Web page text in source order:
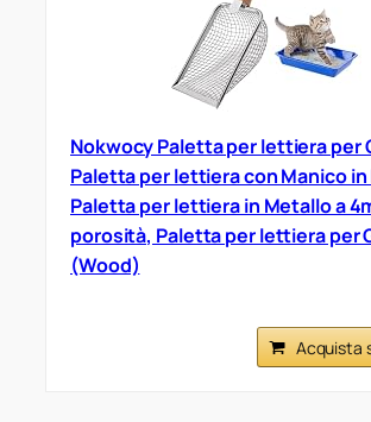
Nokwocy Paletta per lettiera per
Paletta per lettiera con Manico in
Paletta per lettiera in Metallo a
porosità, Paletta per lettiera per
(Wood)
Acquista